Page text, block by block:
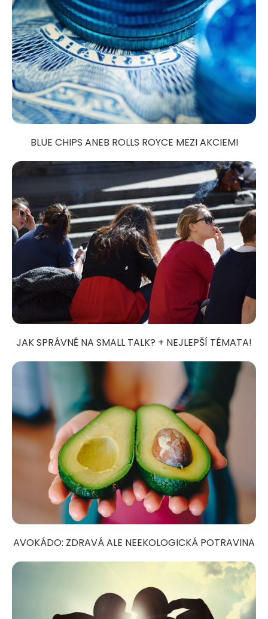
BLUE CHIPS ANEB ROLLS ROYCE MEZI AKCIEMI
JAK SPRÁVNĚ NA SMALL TALK? + NEJLEPŠÍ TÉMATA!
AVOKÁDO: ZDRAVÁ ALE NEEKOLOGICKÁ POTRAVINA